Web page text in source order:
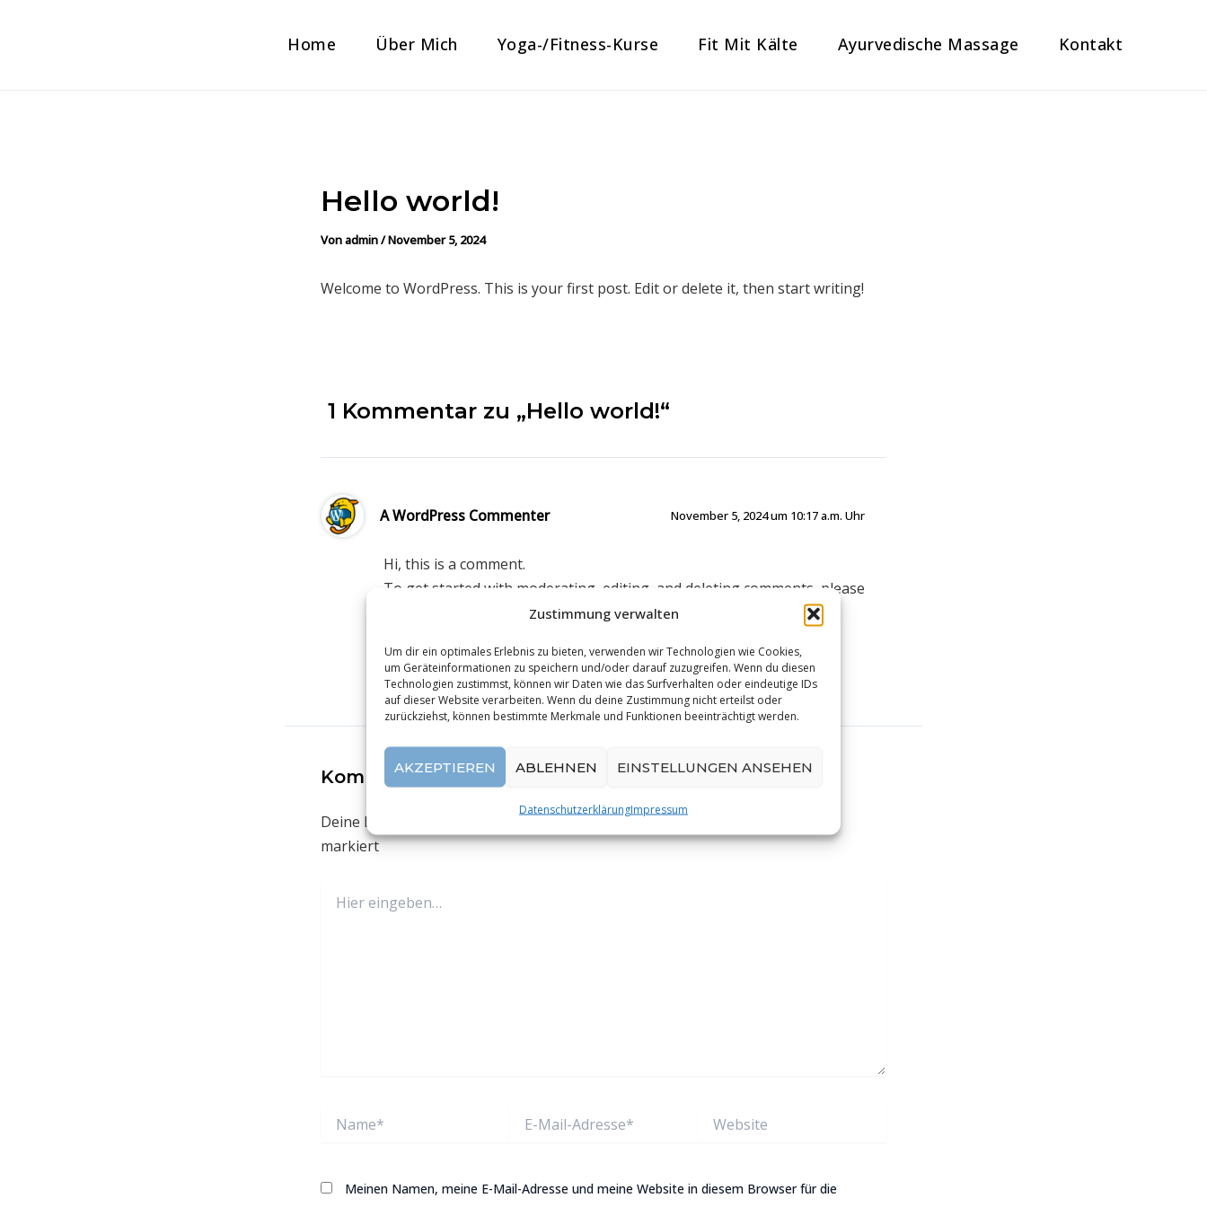
Zustimmung verwalten
Um dir ein optimales Erlebnis zu bieten, verwenden wir Technologien wie Cookies,
um Geräteinformationen zu speichern und/oder darauf zuzugreifen. Wenn du diesen
Technologien zustimmst, können wir Daten wie das Surfverhalten oder eindeutige IDs
auf dieser Website verarbeiten. Wenn du deine Zustimmung nicht erteilst oder
zurückziehst, können bestimmte Merkmale und Funktionen beeinträchtigt werden.
AKZEPTIEREN ABLEHNEN EINSTELLUNGEN ANSEHEN
DatenschutzerklärungImpressum
Home Über Mich Yoga-/Fitness-Kurse Fit Mit Kälte Ayurvedische Massage Kontakt
Hello world!
Vonadmin/November 5, 2024
Welcome to WordPress. This is your first post. Edit or delete it, then start writing!
1 Kommentar zu „Hello world!“
A WordPress Commenter November 5, 2024 um 10:17 a.m. Uhr
Hi, this is a comment.
To get started with moderating, editing, and deleting comments, please
visit the Comments screen in the dashboard.
Antworten
Kommentar verfassen
Deine E-Mail-Adresse wird nicht veröffentlicht.Erforderliche Felder sind mit
markiert
eingeben…
Mail-
Meinen Namen, meine E-Mail-Adresse und meine Website in diesem Browser für die